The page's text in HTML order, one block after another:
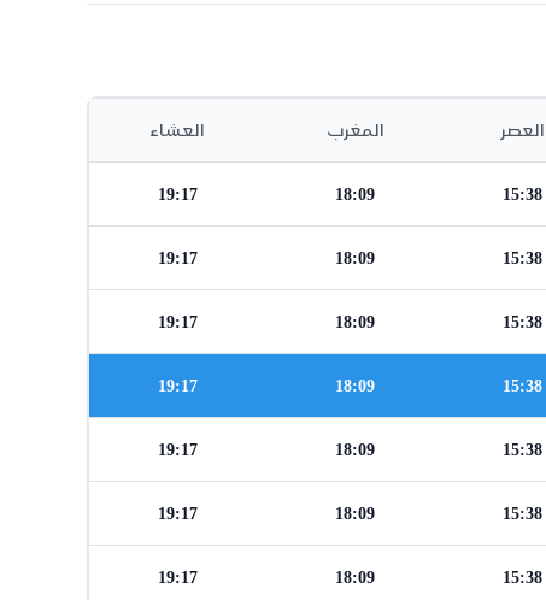
العصر المغرب العشاء
15:38
18:09
19:17
15:38
18:09
19:17
15:38
18:09
19:17
15:38
18:09
19:17
15:38
18:09
19:17
15:38
18:09
19:17
15:38
18:09
19:17